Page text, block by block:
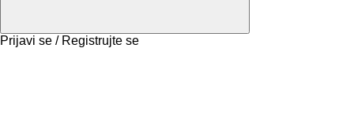
Prijavi se / Registrujte se